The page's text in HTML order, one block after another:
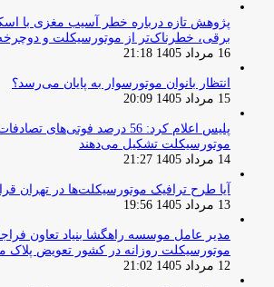
پژوهش تازه درباره خطر آسیب مغزی با
برقی، خطرناک‌تر از موتورسیکلت و
16 مرداد 1405 21:18
انتظار بانوان موتورسوار به پایان می‌رسد؟
15 مرداد 1405 20:09
پلیس اعلام کرد: 56 درصد فوتی‌های
موتورسیکلت تشکیل می‌دهند
14 مرداد 1405 21:27
آیا طرح ترافیک موتورسیکلت‌ها در تهران
13 مرداد 1405 19:56
مدیر عامل موسسه راهگشا بنیاد تعاون
موتورسیکلت روزانه در کشور تعویض پلاک
12 مرداد 1405 21:02